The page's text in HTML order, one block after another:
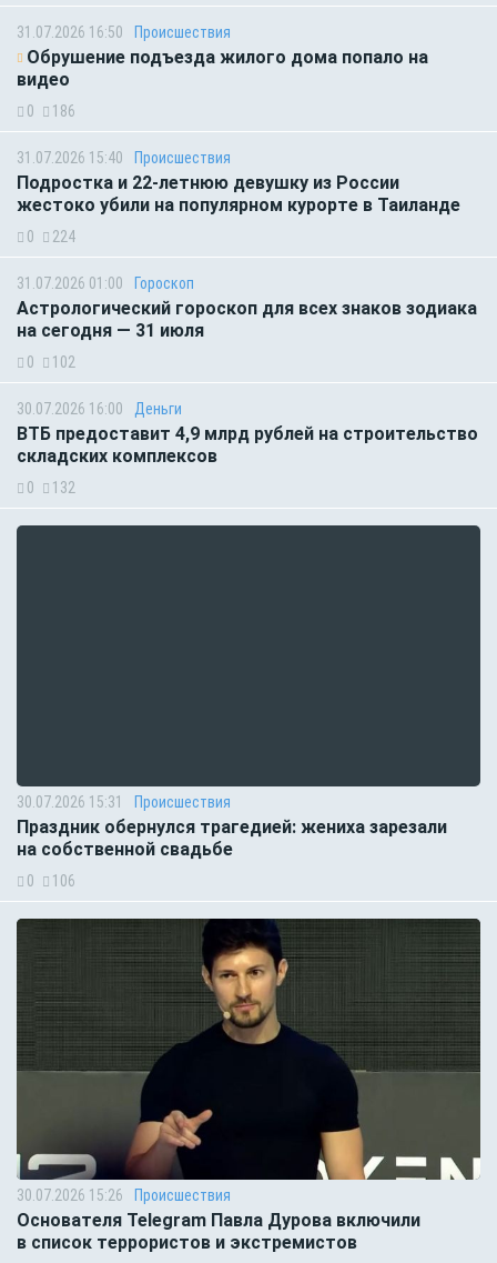
31.07.2026 16:50 Происшествия
Обрушение подъезда жилого дома попало на
видео
0 186
31.07.2026 15:40 Происшествия
Подростка и 22-летнюю девушку из России
жестоко убили на популярном курорте в Таиланде
0 224
31.07.2026 01:00 Гороскоп
Астрологический гороскоп для всех знаков зодиака
на сегодня — 31 июля
0 102
30.07.2026 16:00 Деньги
ВТБ предоставит 4,9 млрд рублей на строительство
складских комплексов
0 132
30.07.2026 15:31 Происшествия
Праздник обернулся трагедией: жениха зарезали
на собственной свадьбе
0 106
30.07.2026 15:26 Происшествия
Основателя Telegram Павла Дурова включили
в список террористов и экстремистов